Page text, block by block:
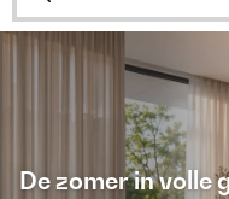
De zomer in volle